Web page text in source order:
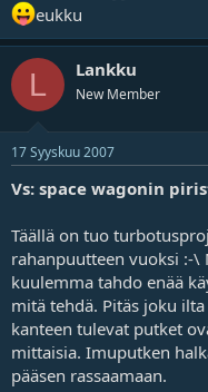
eukku
L Lankku
New Member
17 Syyskuu 2007
Vs: space wagonin
Täällä on tuo
rahanpuutteen vuoksi :-\
kuulemma tahdo enää
mitä tehdä. Pitäs joku
kanteen tulevat putket
mittaisia. Imuputken
pääsen rassaamaan.